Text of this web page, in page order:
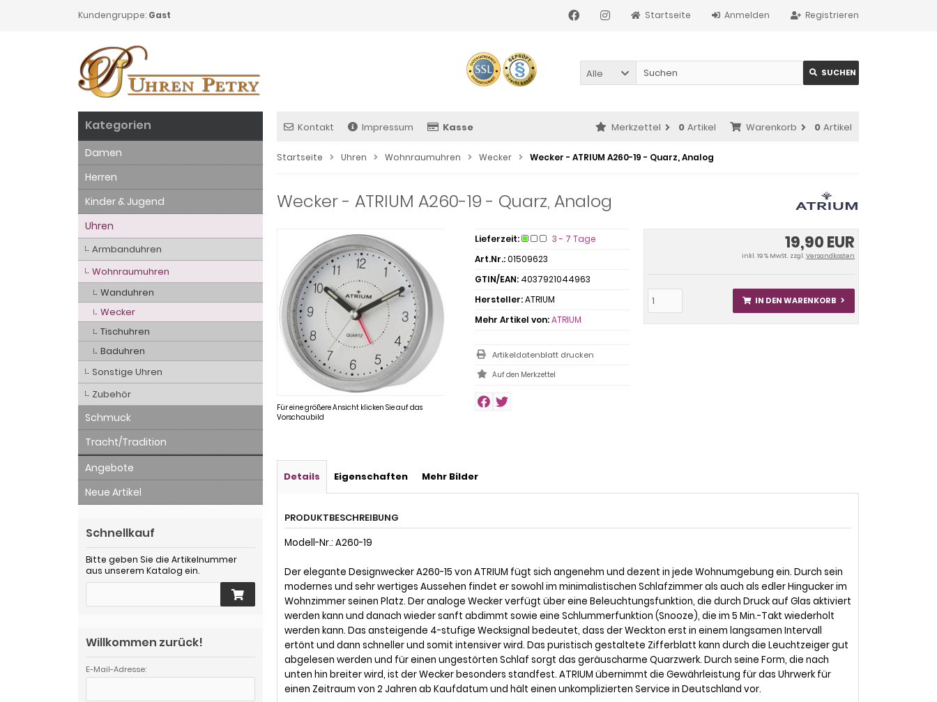
Kundengruppe: Gast Registrieren
Anmelden
Startseite
Alle SUCHEN
Kontakt Impressum Kasse Warenkorb 0 Artikel
Merkzettel 0 Artikel
Startseite Uhren Wohnraumuhren Wecker Wecker - ATRIUM A260-19 - Quarz, Analog
Wecker - ATRIUM A260-19 - Quarz, Analog
Für eine größere Ansicht klicken Sie auf das
Vorschaubild
19,90 EUR
inkl. 19 % MwSt. zzgl.Versandkosten
IN DEN WARENKORB
Lieferzeit:
3 - 7 Tage
Art.Nr.:01509623
GTIN/EAN: 4037921044963
Hersteller:ATRIUM
Mehr Artikel von:ATRIUM
Artikeldatenblatt drucken
Details Eigenschaften Mehr Bilder
PRODUKTBESCHREIBUNG
Modell-Nr.: A260-19
Der elegante Designwecker A260-15 von ATRIUM fügt sich angenehm und dezent in jede Wohnumgebung ein. Durch sein
modernes und sehr wertiges Aussehen findet er sowohl im minimalistischen Schlafzimmer als auch als edler Hingucker im
Wohnzimmer seinen Platz. Der analoge Wecker verfügt über eine Beleuchtungsfunktion, die durch Druck auf Glas aktiviert
werden kann und danach wieder sanft abdimmt sowie eine Schlummerfunktion (Snooze), die im 5 Min.-Takt wiederholt
werden kann. Das ansteigende 4-stufige Wecksignal bedeutet, dass der Weckton erst in einem langsamen Intervall
ertönt und dann schneller und somit intensiver wird. Das puristisch gestaltete Zifferblatt kann durch die Leuchtzeiger gut
abgelesen werden und für einen ungestörten Schlaf sorgt das geräuscharme Quarzwerk. Durch seine Form, die nach
unten hin breiter wird, ist der Wecker besonders standfest. ATRIUM übernimmt die Gewährleistung für das Uhrwerk für
einen Zeitraum von 2 Jahren ab Kaufdatum und hält einen unkomplizierten Service in Deutschland vor.
Kategorien
Damen
Herren
Kinder & Jugend
Uhren
Armbanduhren
Wohnraumuhren
Wanduhren
Wecker
Tischuhren
Baduhren
Sonstige Uhren
Zubehör
Schmuck
Tracht/Tradition
Angebote
Neue Artikel
Schnellkauf
Bitte geben Sie die Artikelnummer
aus unserem Katalog ein.
Willkommen zurück!
E-Mail-Adresse: